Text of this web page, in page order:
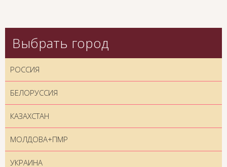
Выбрать город
РОССИЯ
БЕЛОРУССИЯ
КАЗАХСТАН
МОЛДОВА+ПМР
УКРАИНА